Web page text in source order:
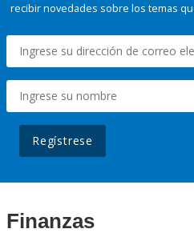
recibir novedades sobre los temas
Regístrese
Finanzas